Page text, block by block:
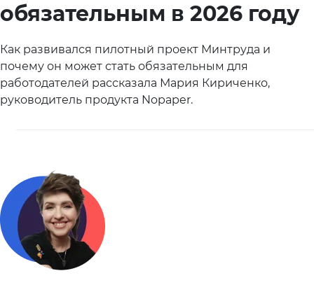
обязательным в 2026 году
Как развивался пилотный проект Минтруда и
почему он может стать обязательным для
работодателей рассказала Мария Кириченко,
руководитель продукта Nopaper.